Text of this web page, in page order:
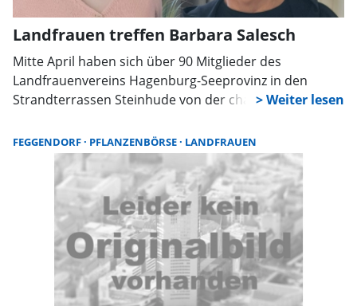
Landfrauen treffen Barbara Salesch
Mitte April haben sich über 90 Mitglieder des
Landfrauenvereins Hagenburg-Seeprovinz in den
Strandterrassen Steinhude von der charismatischen
und Künstlerin Barbara Salesch selbst ein Bild machen
können.
FEGGENDORF PFLANZENBÖRSE LANDFRAUEN